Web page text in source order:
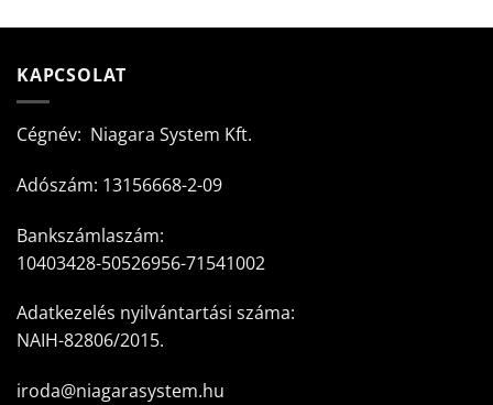
KAPCSOLAT
Cégnév: Niagara System Kft.
Adószám: 13156668-2-09
Bankszámlaszám:
10403428-50526956-71541002
Adatkezelés nyilvántartási száma:
NAIH-82806/2015.
iroda@niagarasystem.hu